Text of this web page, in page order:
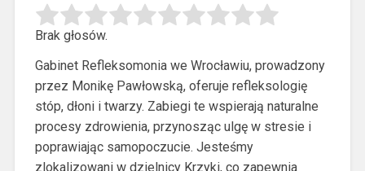
Brak głosów.
Gabinet Refleksomonia we Wrocławiu, prowadzony
przez Monikę Pawłowską, oferuje refleksologię
stóp, dłoni i twarzy. Zabiegi te wspierają naturalne
procesy zdrowienia,przynosząc ulgę w stresie i
poprawiając samopoczucie. Jesteśmy
zlokalizowani w dzielnicy Krzyki, co zapewnia